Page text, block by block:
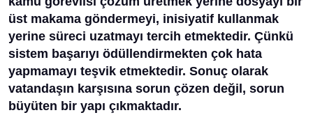
üst makama göndermeyi, inisiyatif kullanmak
yerine süreci uzatmayı tercih etmektedir. Çünkü
sistem başarıyı ödüllendirmekten çok hata
yapmamayı teşvik etmektedir. Sonuç olarak
vatandaşın karşısına sorun çözen değil, sorun
büyüten bir yapı çıkmaktadır.